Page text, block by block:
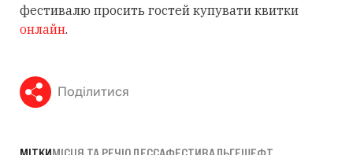
фестивалю просить гостей купувати квитки
онлайн.
Поділитися